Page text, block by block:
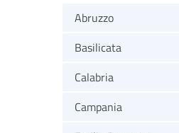
Abruzzo
Basilicata
Calabria
Campania